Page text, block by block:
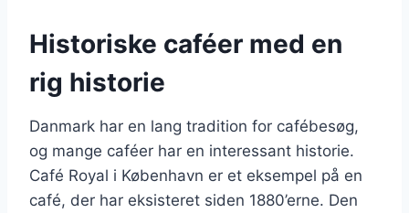
Historiske caféer med en
rig historie
Danmark har en lang tradition for cafébesøg,
og mange caféer har en interessant historie.
Café Royal i København er et eksempel på en
café, der har eksisteret siden 1880’erne. Den